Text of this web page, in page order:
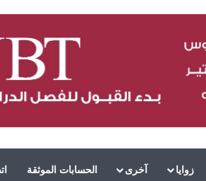
زوايا آخرى الحسابات الموثقة